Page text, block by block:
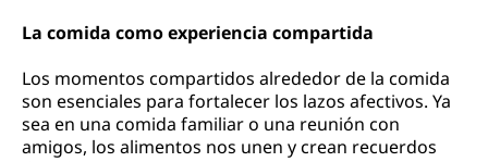
La comida como experiencia compartida
Los momentos compartidos alrededor de la comida
son esenciales para fortalecer los lazos afectivos. Ya
sea en una comida familiar o una reunión con
amigos, los alimentos nos unen y crean recuerdos